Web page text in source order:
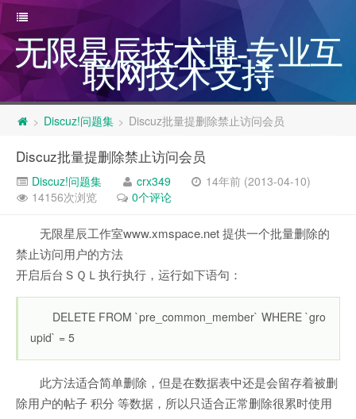
无限星辰技术博-专业互
联网技术支持
> Discuz!问题集 > Discuz批量提删除禁止访问会员
Discuz批量提删除禁止访问会员
Discuz!问题集 crx349
14年前 (2013-04-10)
14156次浏览
0个评论
无限星辰工作室www.xmspace.net 提供一个批量删除的
禁止访问用户的方法
开启后台ＳＱＬ执行执行，运行如下语句：
DELETE FROM `pre_common_member` WHERE `gro
upid` = 5
此方法适合简单删除，但是在数据表中还是会留存着被删
除用户的帖子 积分 等数据，所以只适合正常删除很累时使用